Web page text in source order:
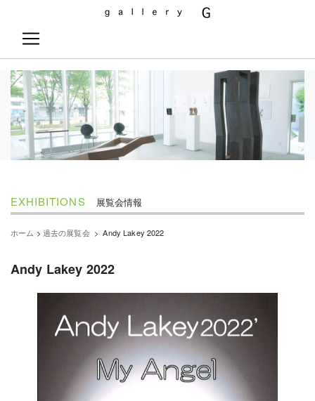
EXHIBITIONS 展覧会情報
ホーム > 過去の展覧会 > Andy Lakey 2022
Andy Lakey 2022